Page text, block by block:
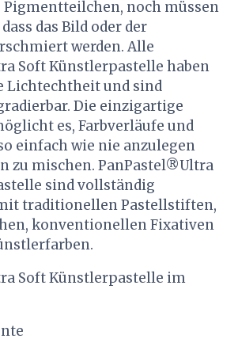
Pigmentteilchen, noch müssen
das Bild oder der
werden. Alle
Soft Künstlerpastelle haben
Lichtechtheit und sind
Die einzigartige
es, Farbverläufe und
einfach wie nie anzulegen
zu mischen. PanPastel®Ultra
sind vollständig
traditionellen Pastellstiften,
konventionellen Fixativen
Soft Künstlerpastelle im